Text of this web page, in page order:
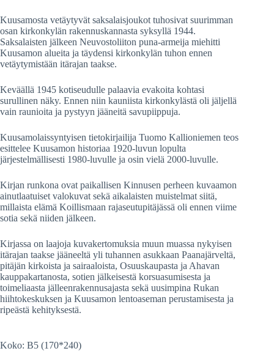
Kuusamosta vetäytyvät saksalaisjoukot tuhosivat suurimman
osan kirkonkylän rakennuskannasta syksyllä 1944.
Saksalaisten jälkeen Neuvostoliiton puna-armeija miehitti
Kuusamon alueita ja täydensi kirkonkylän tuhon ennen
vetäytymistään itärajan taakse.
Keväällä 1945 kotiseudulle palaavia evakoita kohtasi
surullinen näky. Ennen niin kauniista kirkonkylästä oli jäljellä
vain raunioita ja pystyyn jääneitä savupiippuja.
Kuusamolaissyntyisen tietokirjailija Tuomo Kallioniemen teos
esittelee Kuusamon historiaa 1920-luvun lopulta
järjestelmällisesti 1980-luvulle ja osin vielä 2000-luvulle.
Kirjan runkona ovat paikallisen Kinnusen perheen kuvaamon
ainutlaatuiset valokuvat sekä aikalaisten muistelmat siitä,
millaista elämä Koillismaan rajaseutupitäjässä oli ennen viime
sotia sekä niiden jälkeen.
Kirjassa on laajoja kuvakertomuksia muun muassa nykyisen
itärajan taakse jääneeltä yli tuhannen asukkaan Paanajärveltä,
pitäjän kirkoista ja sairaaloista, Osuuskaupasta ja Ahavan
kauppakartanosta, sotien jälkeisestä korsuasumisesta ja
toimeliaasta jälleenrakennusajasta sekä uusimpina Rukan
hiihtokeskuksen ja Kuusamon lentoaseman perustamisesta ja
ripeästä kehityksestä.
Koko: B5 (170*240)